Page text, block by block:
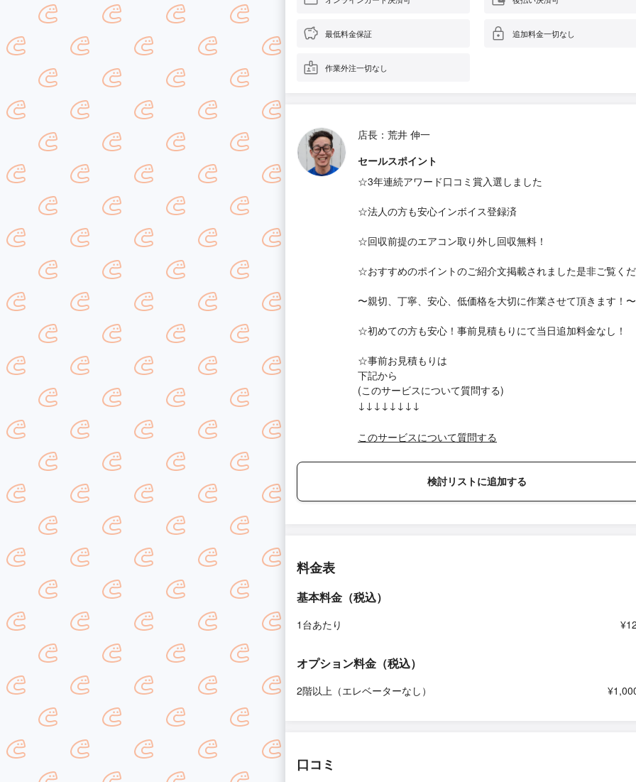
最低料金保証 追加料金一切なし
作業外注一切なし
店長：荒井 伸一
セールスポイント
☆3年連続アワード口コミ賞入選しました
☆法人の方も安心インボイス登録済
☆回収前提のエアコン取り外し回収無料！
☆おすすめのポイントのご紹介文掲載されました是非ご覧く
〜親切、丁寧、安心、低価格を大切に作業させて頂きます！〜
☆初めての方も安心！事前見積もりにて当日追加料金なし！
☆事前お見積もりは
下記から
(このサービスについて質問する)
↓↓↓↓↓↓↓↓
このサービスについて質問する
検討リストに追加する
料金表
基本料金（税込）
1台あたり
オプション料金（税込）
2階以上（エレベーターなし）
口コミ